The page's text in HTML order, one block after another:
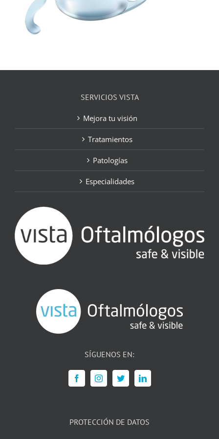
SERVICIOS VISTA
Mejora tu visión
Tratamientos
Patologías
Especialidades
SÍGUENOS EN:
PROTECCIÓN DE DATOS